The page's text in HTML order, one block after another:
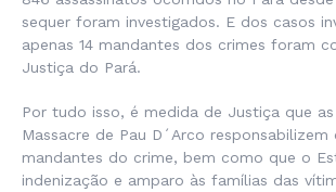
sequer foram investigados. E dos casos
apenas 14 mandantes dos crimes foram
Justiça do Pará.
Por tudo isso, é medida de Justiça que
Massacre de Pau D´Arco
mandantes do crime, bem como que o
indenização e amparo às famílias das